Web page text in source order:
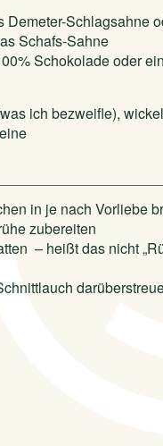
Demeter-Schlagsahne
Schafs-Sahne
Schokolade oder
ich bezweifle),
in je nach Vorliebe
zubereiten
– heißt das nicht